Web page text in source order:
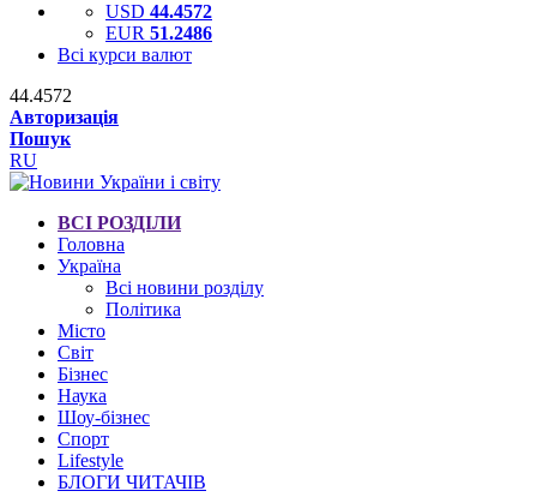
USD 44.4572
EUR 51.2486
Всі курси валют
44.4572
Авторизація
Пошук
RU
ВСІ РОЗДІЛИ
Головна
Україна
Всі новини розділу
Політика
Місто
Світ
Бізнес
Наука
Шоу-бізнес
Спорт
Lifestyle
БЛОГИ ЧИТАЧІВ